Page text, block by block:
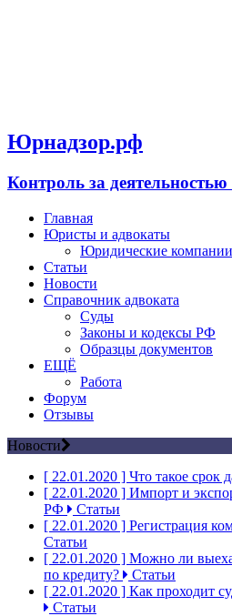
Юрнадзор.рф
Контроль за
Главная
Юристы и адвокаты
Юридические компании
Статьи
Новости
Справочник адвоката
Суды
Законы и кодексы РФ
Образцы документов
ЕЩЁ
Работа
Форум
Отзывы
Новости
[ 22.01.2020 ] Что такое срок
[ 22.01.2020 ] Импорт и
РФ
Статьи
[ 22.01.2020 ] Регистрация
Статьи
[ 22.01.2020 ] Можно ли
по кредиту?
Статьи
[ 22.01.2020 ] Как проходит
Статьи